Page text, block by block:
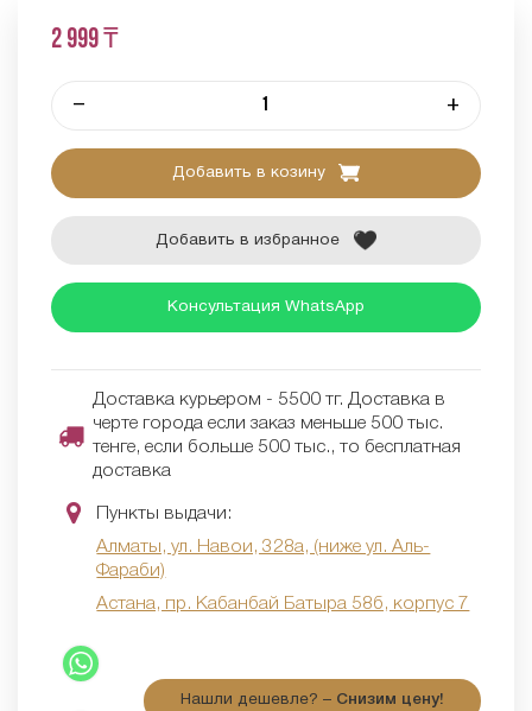
2 999 ₸
– +
Добавить в козину
Добавить в избранное
Консультация WhatsApp
Доставка курьером - 5500 тг. Доставка в
черте города если заказ меньше 500 тыс.
тенге, если больше 500 тыс., то бесплатная
доставка
Пункты выдачи:
Алматы, ул. Навои, 328а, (ниже ул. Аль-
Фараби)
Астана, пр. Кабанбай Батыра 58б, корпус 7
Нашли дешевле? – Снизим цену!